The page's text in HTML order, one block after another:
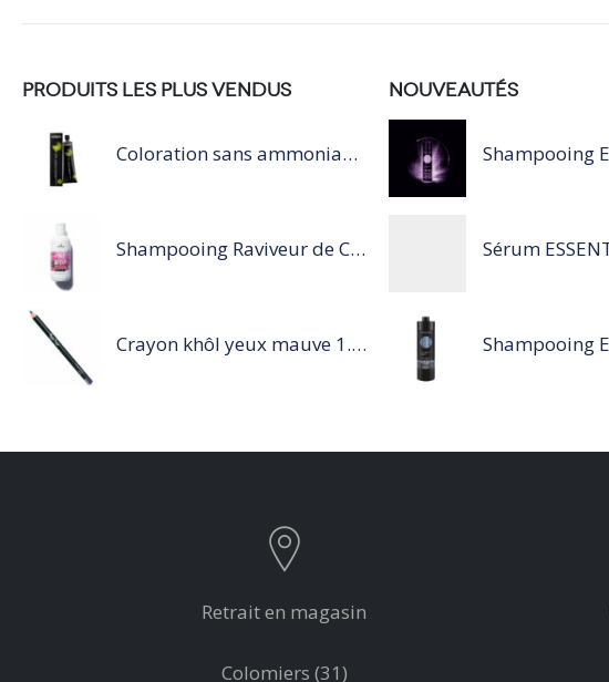
PRODUITS LES PLUS VENDUS
Coloration sans ammoniaque Inoa / 60ML
Shampooing Raviveur de Couleur 300 ml Rose de Schwarzkopf Professional
Crayon khôl yeux mauve 1.14g
NOUVEAUTÉS
Retrait en magasin
Colomiers (31)